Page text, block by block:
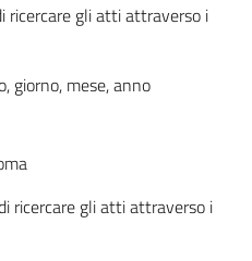
ricercare gli atti attraverso i
giorno, mese, anno
ricercare gli atti attraverso i